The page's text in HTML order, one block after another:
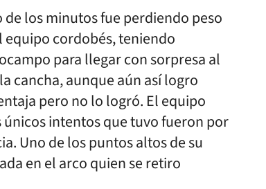
los minutos fue perdiendo peso
equipo cordobés, teniendo
para llegar con sorpresa al
cancha, aunque aún así logro
pero no lo logró. El equipo
únicos intentos que tuvo fueron por
Uno de los puntos altos de su
en el arco quien se retiro